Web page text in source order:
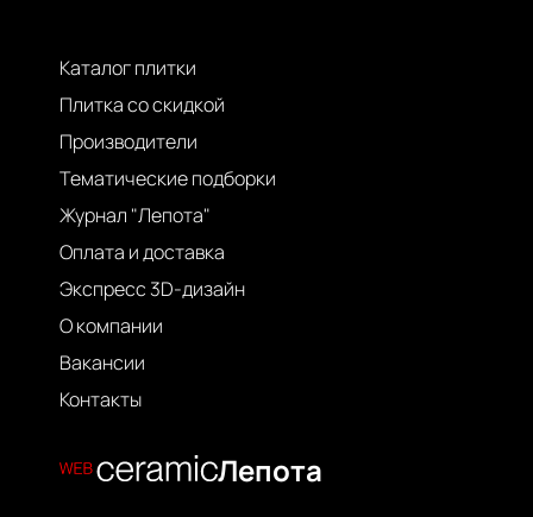
Каталог плитки
Плитка со скидкой
Производители
Тематические подборки
Журнал "Лепота"
Оплата и доставка
Экспресс 3D-дизайн
О компании
Вакансии
Контакты
Лепота